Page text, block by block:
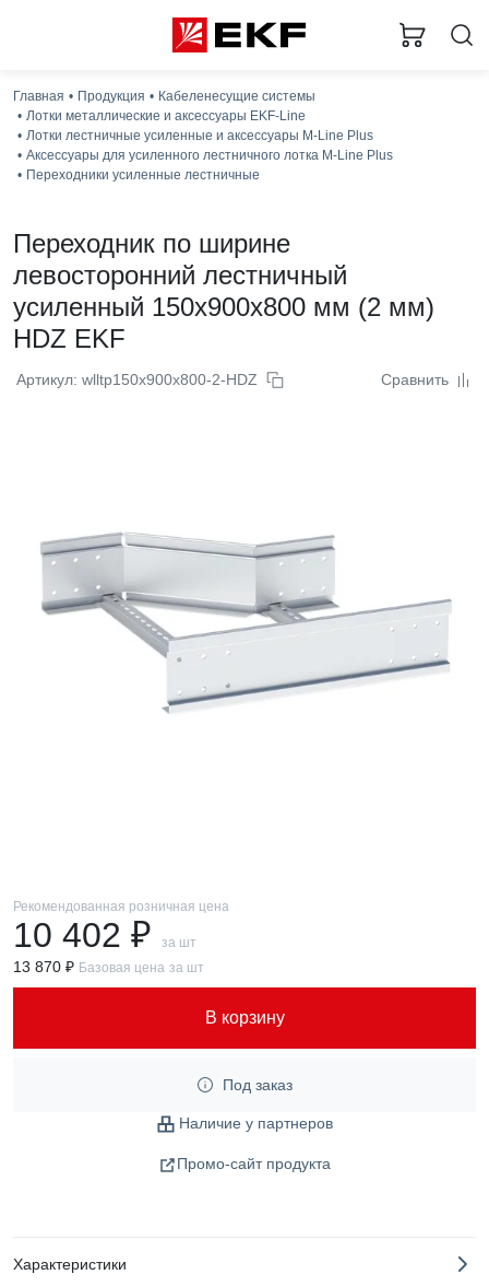
Главная Продукция
Кабеленесущие системы
Лотки металлические и аксессуары EKF-Line
Лотки лестничные усиленные и аксессуары M-Line Plus
Аксессуары для усиленного лестничного лотка M-Line Plus
Переходники усиленные лестничные
Переходник по ширине
левосторонний лестничный
усиленный 150x900x800 мм (2 мм)
HDZ EKF
Артикул: wlltp150x900x800-2-HDZ Сравнить
Рекомендованная розничная цена
10 402 ₽ за шт
13 870 ₽ Базовая цена за шт
В корзину
Под заказ
Наличие у партнеров
Промо-сайт продукта
Характеристики